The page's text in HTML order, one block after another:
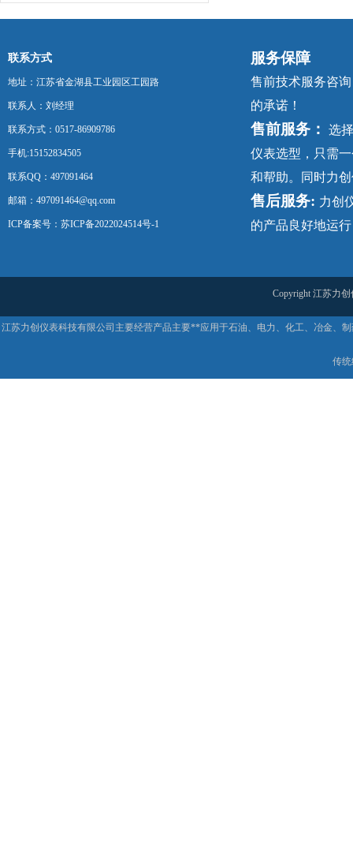
联系方式
地址：江苏省金湖县工业园区工园路
联系人：刘经理
联系方式：0517-86909786
手机:15152834505
联系QQ：497091464
邮箱：497091464@qq.com
ICP备案号： 苏ICP备2022024514号-1
服务保障
售前技术服务咨
的承诺！
售前服务：
选
仪表选型，只需
和帮助。同时力
售后服务: 力创
的产品良好地运
Copyright 江苏力
江苏力创仪表科技有限公司主要经营产品主要**应用于石油、电力、化工、冶金、
传